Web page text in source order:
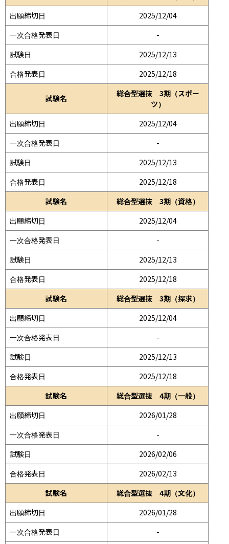
出願締切日
2025/12/04
一次合格発表日
-
試験日
2025/12/13
合格発表日
2025/12/18
試験名
総合型選抜 3期（スポー
ツ）
出願締切日
2025/12/04
一次合格発表日
-
試験日
2025/12/13
合格発表日
2025/12/18
試験名
総合型選抜 3期（資格）
出願締切日
2025/12/04
一次合格発表日
-
試験日
2025/12/13
合格発表日
2025/12/18
試験名
総合型選抜 3期（探求）
出願締切日
2025/12/04
一次合格発表日
-
試験日
2025/12/13
合格発表日
2025/12/18
試験名
総合型選抜 4期（一般）
出願締切日
2026/01/28
一次合格発表日
-
試験日
2026/02/06
合格発表日
2026/02/13
試験名
総合型選抜 4期（文化）
出願締切日
2026/01/28
一次合格発表日
-